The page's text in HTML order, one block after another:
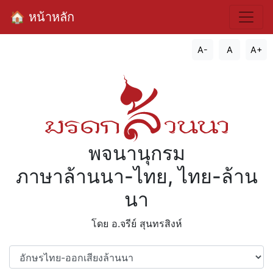
🏠 หน้าหลัก
A- A A+
พจนานุกรม
ภาษาล้านนา-ไทย, ไทย-ล้าน
นา
โดย อ.จรีย์​ สุนทรสิงห์